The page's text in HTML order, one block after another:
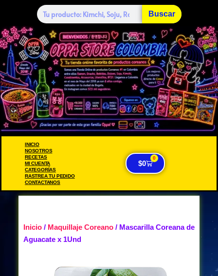
Buscar
INICIO
NOSOTROS
RECETAS
MI CUENTA
CATEGORÍAS
RASTREA TU PEDIDO
CONTACTANOS
$0
0
Inicio / Maquillaje Coreano / Mascarilla Coreana de
Aguacate x 1Und